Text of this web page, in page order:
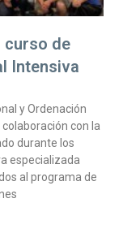
curso de
Intensiva
y Ordenación
con la
durante los
especializada
al programa de